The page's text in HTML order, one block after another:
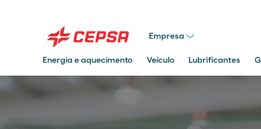
Empresa
Energia e aquecimento Veículo Lubrificantes